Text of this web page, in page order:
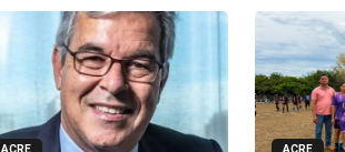
ACRE ACRE